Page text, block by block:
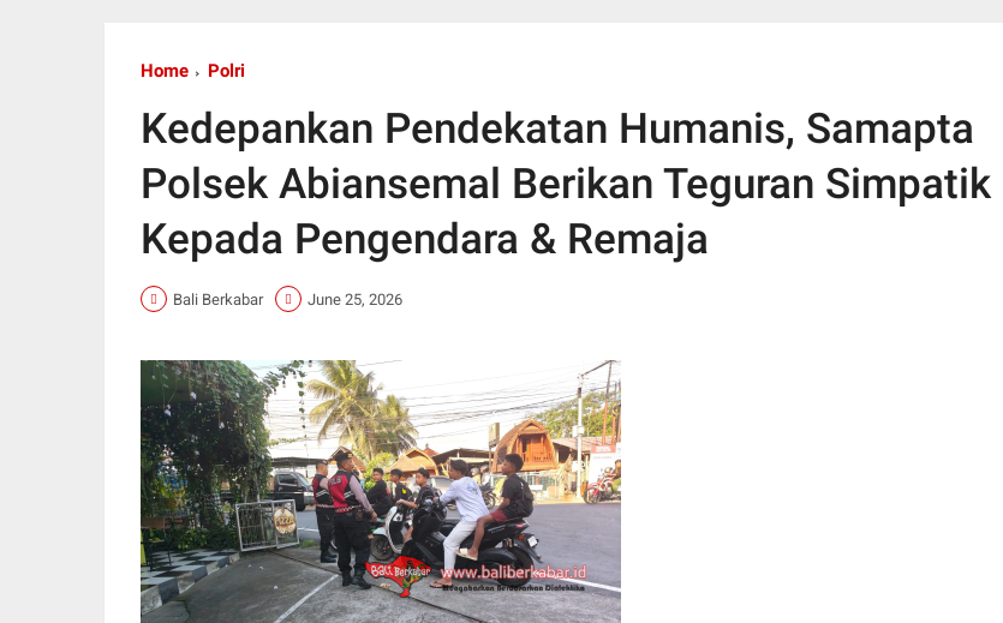
Home Polri
Kedepankan Pendekatan Humanis, Samapta
Polsek Abiansemal Berikan Teguran Simpatik
Kepada Pengendara & Remaja
Bali Berkabar June 25, 2026